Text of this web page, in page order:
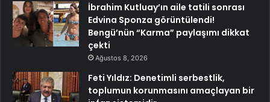
İbrahim Kutluay’ın aile tatili sonrası
Edvina Sponza görüntülendi!
Bengü’nün “Karma” paylaşımı dikkat
çekti
Ağustos 8, 2026
Feti Yıldız: Denetimli serbestlik,
toplumun korunmasını amaçlayan bir